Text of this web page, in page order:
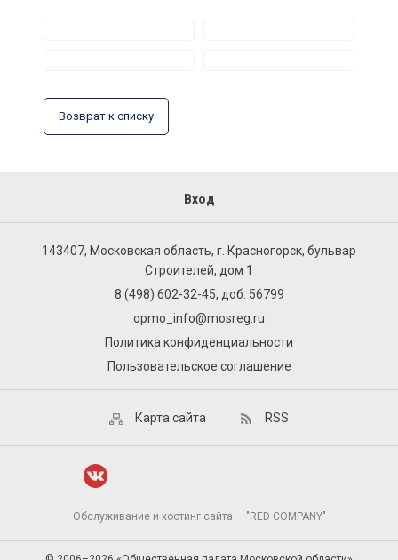
Возврат к списку
Вход
143407, Московская область, г. Красногорск, бульвар
Строителей, дом 1
8 (498) 602-32-45, доб. 56799
opmo_info@mosreg.ru
Политика конфиденциальности
Пользовательское соглашение
Карта сайта RSS
Обслуживание и хостинг сайта — "RED COMPANY"